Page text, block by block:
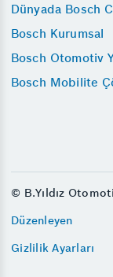
Dünyada Bosch
Bosch Kurumsal
Bosch Otomotiv
Bosch Mobilite
© B.Yıldız
Düzenleyen
Gizlilik Ayarları